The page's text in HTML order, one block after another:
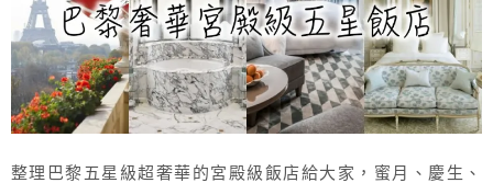
整理巴黎五星級超奢華的宮殿級飯店給大家，蜜月、慶生、